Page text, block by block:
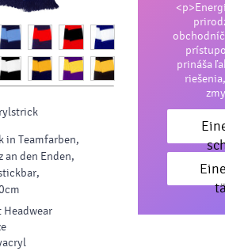
in Teamfarben,
an den Enden,
Headwear
prináša